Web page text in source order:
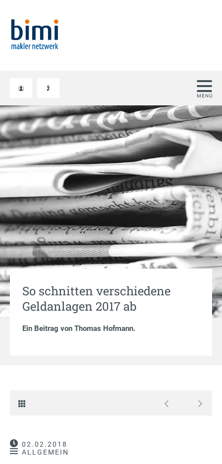
So schnitten verschiedene
Geldanlagen 2017 ab
Ein Beitrag von Thomas Hofmann.
02.02.2018
ALLGEMEIN